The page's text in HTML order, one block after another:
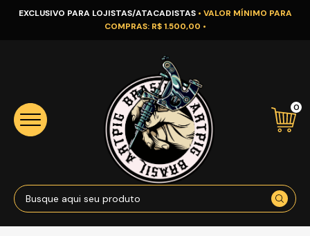
EXCLUSIVO PARA LOJISTAS/ATACADISTAS • VALOR MÍNIMO PARA
COMPRAS: R$ 1.500,00 •
0